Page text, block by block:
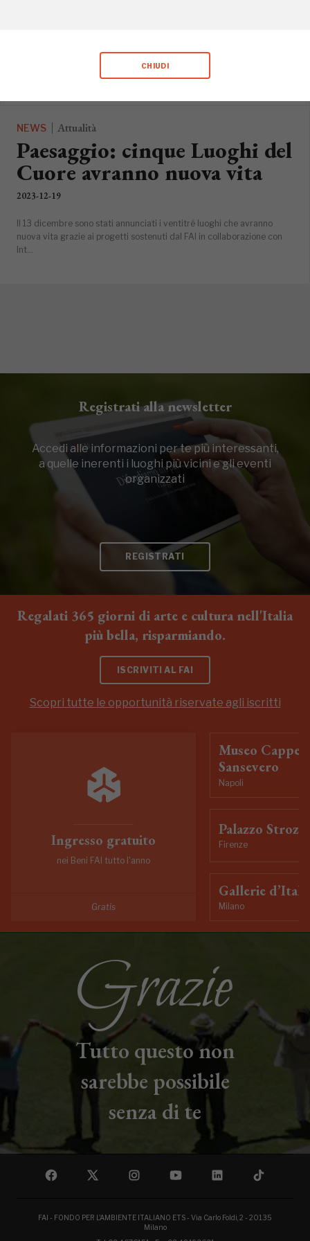
CHIUDI
Grazie a “I Luoghi del Cuore” parte il progetto di valorizzazione
interterritoriale con pannelli informativi in 16 stazioni della tratta fer...
NEWS Attualità
Paesaggio: cinque Luoghi del
Cuore avranno nuova vita
2023-12-19
Il 13 dicembre sono stati annunciati i ventitré luoghi che avranno
nuova vita grazie ai progetti sostenuti dal FAI in collaborazione con
Int...
Registrati alla newsletter
Accedi alle informazioni per te più interessanti,
a quelle inerenti i luoghi più vicini e gli eventi
organizzati
REGISTRATI
Regalati 365 giorni di arte e cultura nell'Italia
più bella, risparmiando.
ISCRIVITI AL FAI
Scopri tutte le opportunità riservate agli iscritti
Ingresso gratuito
nei Beni FAI tutto l'anno
Gratis
Museo
Sansevero
Napoli
Palazzo Strozzi
Firenze
Gallerie
Milano
Tutto questo non
sarebbe possibile
senza di te
FAI - FONDO PER L'AMBIENTE ITALIANO ETS - Via Carlo Foldi, 2 - 20135
Milano